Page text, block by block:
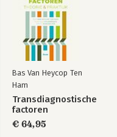
Bas Van Heycop Ten
Ham
Transdiagnostische
factoren
€ 64,95